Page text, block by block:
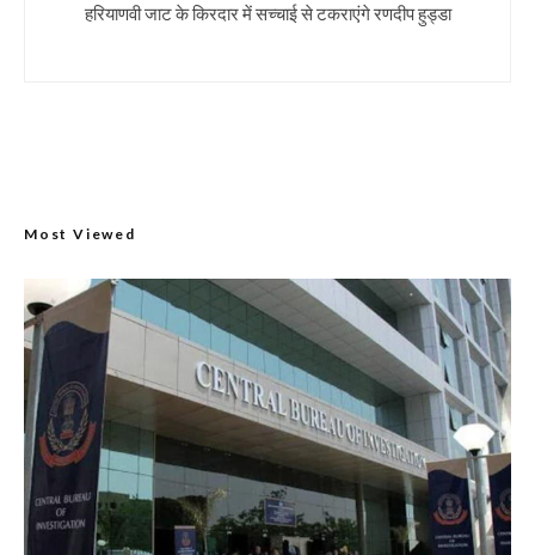
हरियाणवी जाट के किरदार में सच्चाई से टकराएंगे रणदीप हुड्डा
Most Viewed